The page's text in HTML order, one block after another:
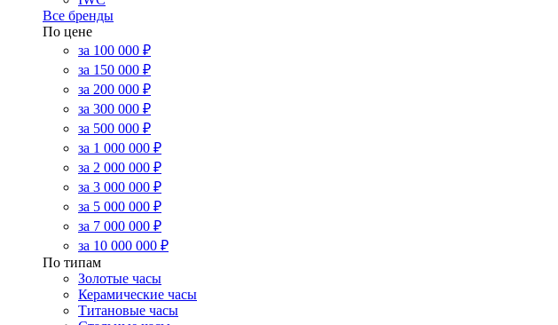
Все бренды
По цене
за 100 000 ₽
за 150 000 ₽
за 200 000 ₽
за 300 000 ₽
за 500 000 ₽
за 1 000 000 ₽
за 2 000 000 ₽
за 3 000 000 ₽
за 5 000 000 ₽
за 7 000 000 ₽
за 10 000 000 ₽
По типам
Золотые часы
Керамические часы
Титановые часы